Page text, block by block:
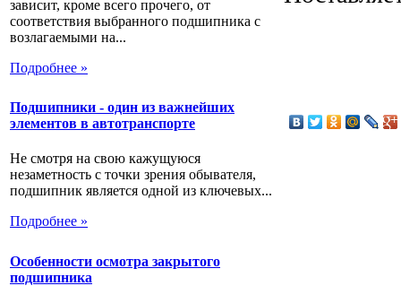
зависит, кроме всего прочего, от
соответствия выбранного подшипника с
возлагаемыми на...
Подробнее »
Подшипники - один из важнейших
элементов в автотранспорте
Не смотря на свою кажущуюся
незаметность с точки зрения обывателя,
подшипник является одной из ключевых...
Подробнее »
Особенности осмотра закрытого
подшипника